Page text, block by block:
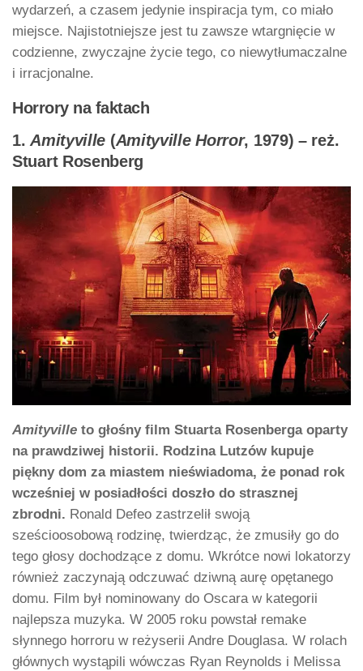
wydarzeń, a czasem jedynie inspiracja tym, co miało
miejsce. Najistotniejsze jest tu zawsze wtargnięcie w
codzienne, zwyczajne życie tego, co niewytłumaczalne
i irracjonalne.
Horrory na faktach
1.Amityville (Amityville Horror, 1979) – reż.
Stuart Rosenberg
Amityville to głośny film Stuarta Rosenberga oparty
na prawdziwej historii. Rodzina Lutzów kupuje
piękny dom za miastem nieświadoma, że ponad rok
wcześniej w posiadłości doszło do strasznej
zbrodni. Ronald Defeo zastrzelił swoją
sześcioosobową rodzinę, twierdząc, że zmusiły go do
tego głosy dochodzące z domu. Wkrótce nowi lokatorzy
również zaczynają odczuwać dziwną aurę opętanego
domu. Film był nominowany do Oscara w kategorii
najlepsza muzyka. W 2005 roku powstał remake
słynnego horroru w reżyserii Andre Douglasa. W rolach
głównych wystąpili wówczas Ryan Reynolds i Melissa